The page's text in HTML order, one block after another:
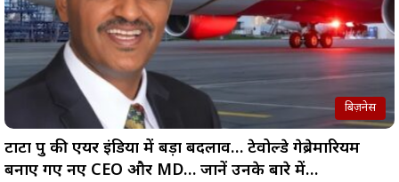
बिज़नेस
टाटा ग्रुप की एयर इंडिया में बड़ा बदलाव… टेवोल्डे गेब्रेमारियम
बनाए गए नए CEO और MD… जानें उनके बारे में…